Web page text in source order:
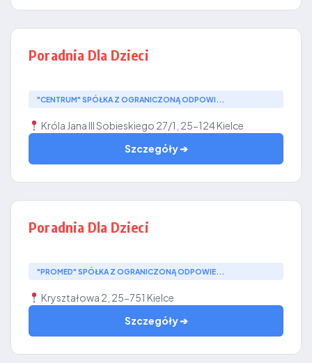
Poradnia Dla Dzieci
"CENTRUM" SPÓŁKA Z OGRANICZONĄ ODPOWI...
Króla Jana III Sobieskiego 27/1, 25-124 Kielce
Szczegóły ➔
Poradnia Dla Dzieci
"PROMED" SPÓŁKA Z OGRANICZONĄ ODPOWIE...
Kryształowa 2, 25-751 Kielce
Szczegóły ➔